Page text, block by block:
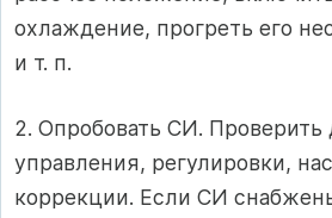
охлаждение, прогреть его
и т. п.
2. Опробовать СИ. Проверить
управления, регулировки,
коррекции. Если СИ